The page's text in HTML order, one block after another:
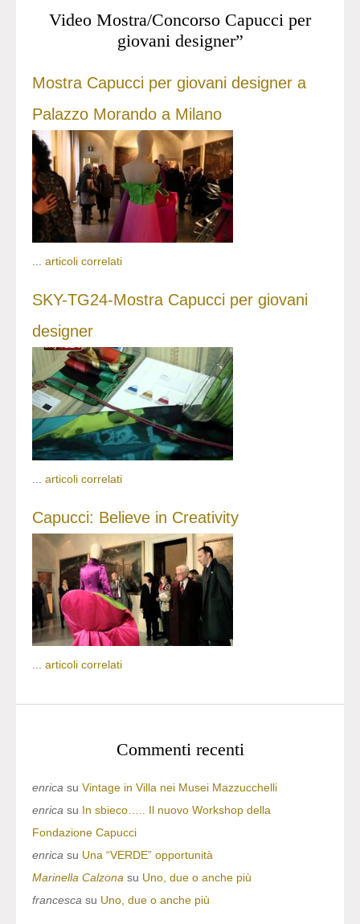
Video Mostra/Concorso Capucci per
giovani designer”
Mostra Capucci per giovani designer a
Palazzo Morando a Milano
... articoli correlati
SKY-TG24-Mostra Capucci per giovani
designer
articoli correlati
Capucci: Believe in Creativity
... articoli correlati
Commenti recenti
enrica su Vintage in Villa nei Musei Mazzucchelli
enrica su In sbieco….. Il nuovo Workshop della
Fondazione Capucci
enrica su Una “VERDE” opportunità
Marinella Calzona su Uno, due o anche più
francesca su Uno, due o anche più